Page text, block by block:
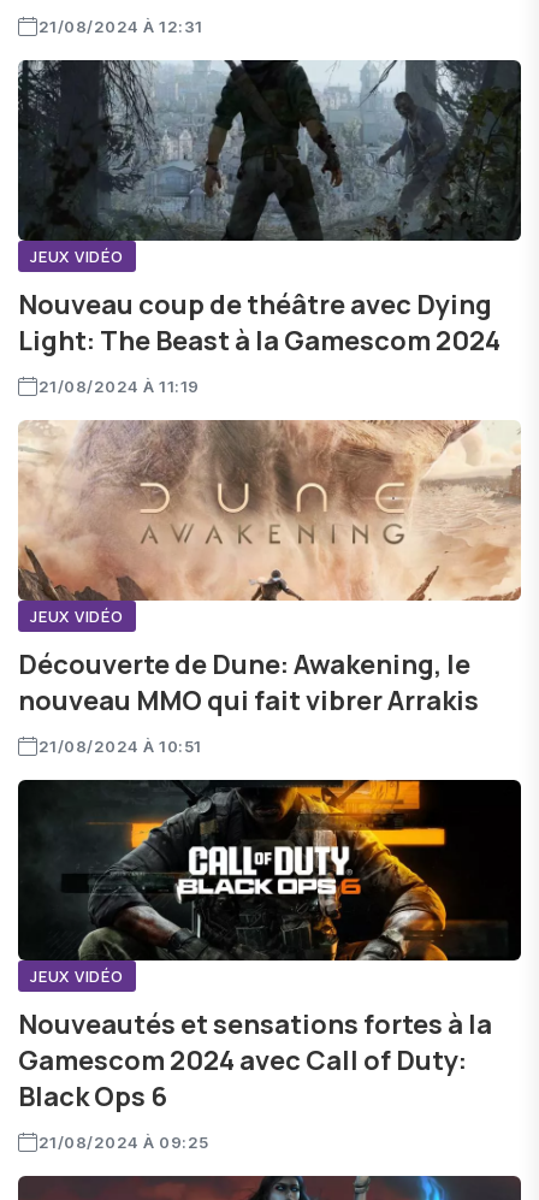
21/08/2024 À 12:31
JEUX VIDÉO
Nouveau coup de théâtre avec Dying
Light: The Beast à la Gamescom 2024
21/08/2024 À 11:19
JEUX VIDÉO
Découverte de Dune: Awakening, le
nouveau MMO qui fait vibrer Arrakis
21/08/2024 À 10:51
JEUX VIDÉO
Nouveautés et sensations fortes à la
Gamescom 2024 avec Call of Duty:
Black Ops 6
21/08/2024 À 09:25